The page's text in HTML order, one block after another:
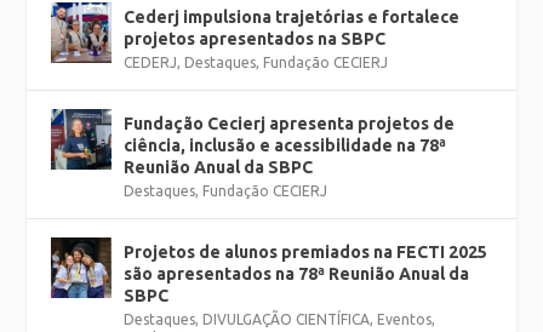
Cederj impulsiona trajetórias e fortalece
projetos apresentados na SBPC
CEDERJ, Destaques, Fundação CECIERJ
Fundação Cecierj apresenta projetos de
ciência, inclusão e acessibilidade na 78ª
Reunião Anual da SBPC
Destaques, Fundação CECIERJ
Projetos de alunos premiados na FECTI 2025
são apresentados na 78ª Reunião Anual da
SBPC
Destaques, DIVULGAÇÃO CIENTÍFICA, Eventos,